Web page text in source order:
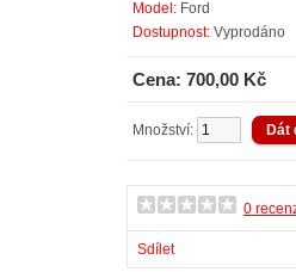
Model: Ford
Dostupnost: Vyprodáno
Cena: 700,00 Kč
Množství:
0
Sdílet